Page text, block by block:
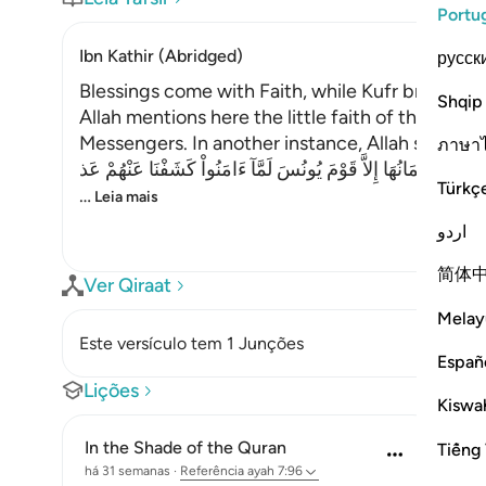
Shqip
ภาษา
اردو
简体
Tiếng
Ibn Kathir (Abridged)
Blessings come with Faith, while Kufr brings
Allah mentions here the little faith of the
Messengers. In another instance, Allah said,
إِيمَانُهَا إِلاَّ قَوْمَ يُونُسَ لَمَّآ ءَامَنُواْ كَشَفْنَا عَنْهُمْ عَذ
… Leia mais
Ver Qiraat
Este versículo tem 1 Junções
Lições
In the Shade of the Quran
há 31 semanas · Referência ayah 7:96